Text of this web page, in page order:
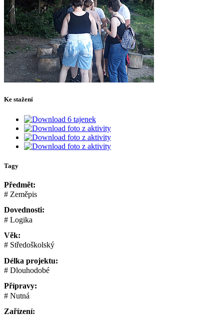
Ke stažení
6 tajenek
foto z aktivity
foto z aktivity
foto z aktivity
Tagy
Předmět:
Zeměpis
Dovednosti:
Logika
Věk:
Středoškolský
Délka projektu:
Dlouhodobé
Přípravy:
Nutná
Zařízení: